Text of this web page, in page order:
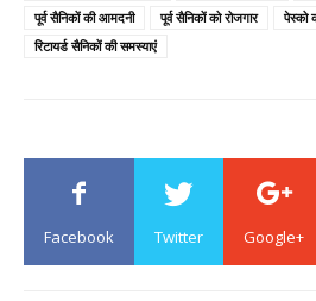
पूर्व सैनिकों की आमदनी
पूर्व सैनिकों को रोजगार
पेस्को
रिटायर्ड सैनिकों की समस्याएं
Facebook Twitter Google+